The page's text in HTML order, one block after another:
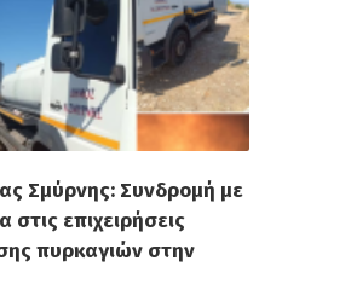
Σμύρνης: Συνδρομή με
επιχειρήσεις
πυρκαγιών στην